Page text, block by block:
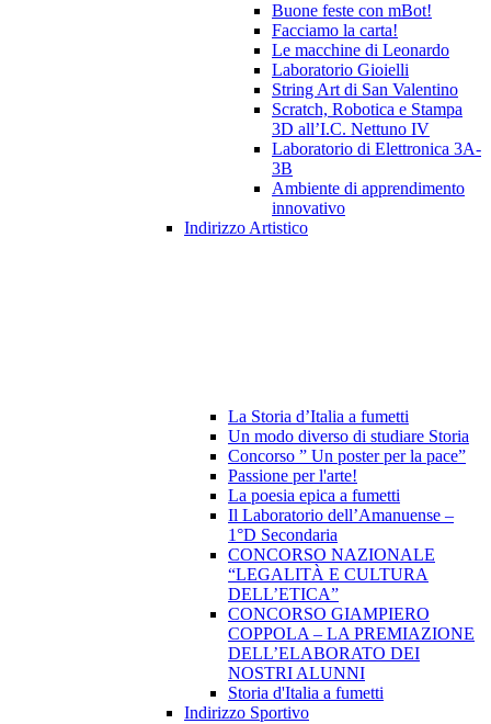
Buone feste con mBot!
Facciamo la carta!
Le macchine di Leonardo
Laboratorio Gioielli
String Art di San Valentino
Scratch, Robotica e Stampa
3D all’I.C. Nettuno IV
Laboratorio di Elettronica 3A-
3B
Ambiente di apprendimento
innovativo
Indirizzo Artistico
La Storia d’Italia a fumetti
Un modo diverso di studiare Storia
Concorso ” Un poster per la pace”
Passione per l'arte!
La poesia epica a fumetti
Il Laboratorio dell’Amanuense –
1°D Secondaria
CONCORSO NAZIONALE
“LEGALITÀ E CULTURA
DELL’ETICA”
CONCORSO GIAMPIERO
COPPOLA – LA PREMIAZIONE
DELL’ELABORATO DEI
NOSTRI ALUNNI
Storia d'Italia a fumetti
Indirizzo Sportivo